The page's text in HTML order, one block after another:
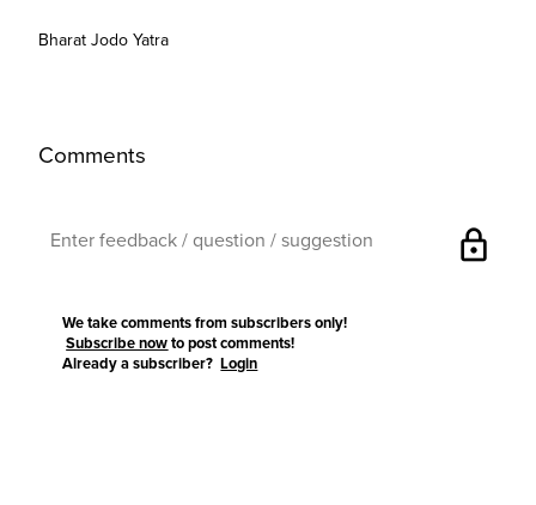
Bharat Jodo Yatra
Comments
lock
We take comments from subscribers only!
Subscribe now to post comments!
Already a subscriber?Login